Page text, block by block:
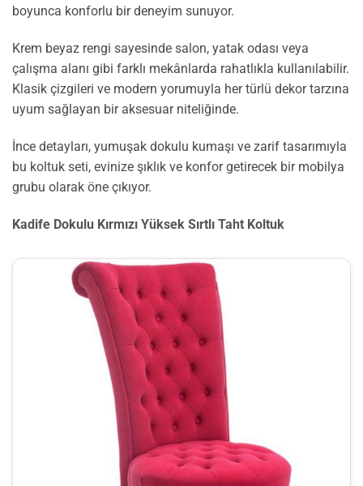
boyunca konforlu bir deneyim sunuyor.
Krem beyaz rengi sayesinde salon, yatak odası veya
çalışma alanı gibi farklı mekânlarda rahatlıkla kullanılabilir.
Klasik çizgileri ve modern yorumuyla her türlü dekor tarzına
uyum sağlayan bir aksesuar niteliğinde.
İnce detayları, yumuşak dokulu kumaşı ve zarif tasarımıyla
bu koltuk seti, evinize şıklık ve konfor getirecek bir mobilya
grubu olarak öne çıkıyor.
Kadife Dokulu Kırmızı Yüksek Sırtlı Taht Koltuk